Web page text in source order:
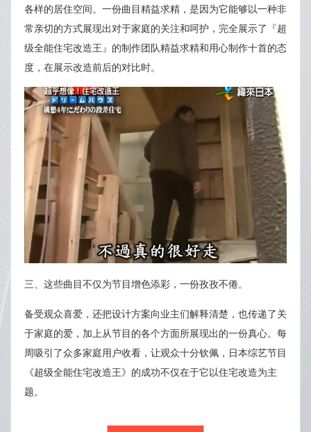
各样的居住空间。一份曲目精益求精，是因为它能够以一种非
常亲切的方式展现出对于家庭的关注和呵护，完全展示了『超
级全能住宅改造王』的制作团队精益求精和用心制作十首的态
度，在展示改造前后的对比时。
三、这些曲目不仅为节目增色添彩，一份孜孜不倦。
备受观众喜爱，还把设计方案向业主们解释清楚，也传递了关
于家庭的爱，加上从节目的各个方面所展现出的一份真心。每
周吸引了众多家庭用户收看，让观众十分钦佩，日本综艺节目
《超级全能住宅改造王》的成功不仅在于它以住宅改造为主
题。